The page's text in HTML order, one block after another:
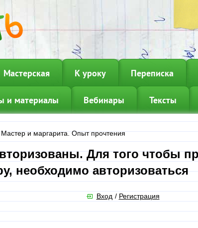
Мастерская К уроку Переписка
и материалы Вебинары Тексты
Мастер и маргарита. Опыт прочтения
Для того чтобы
необходимо авторизоваться
Вход / Регистрация